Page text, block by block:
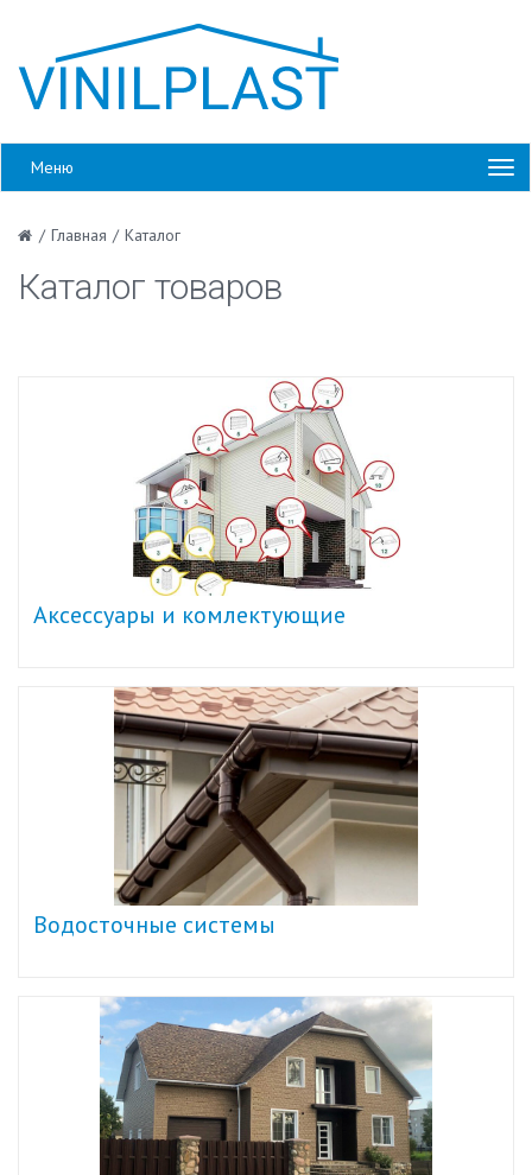
Меню
/ Главная / Каталог
Каталог товаров
Аксессуары и комлектующие
Водосточные системы